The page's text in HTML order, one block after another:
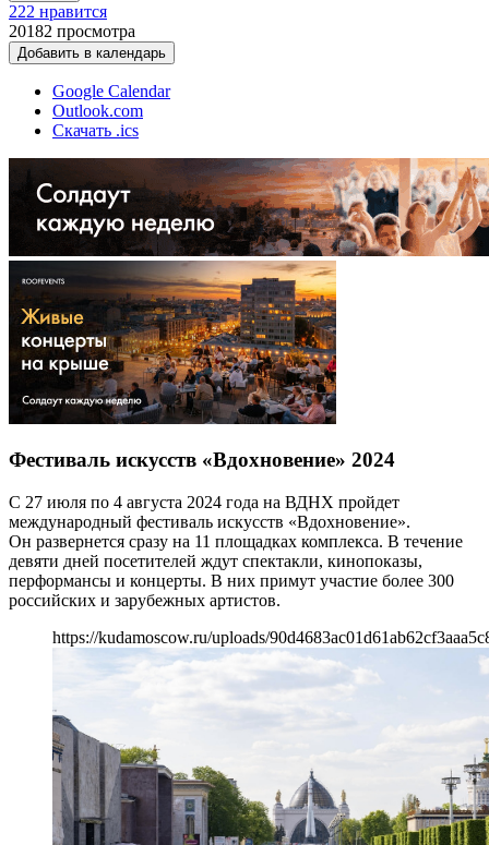
222 нравится
20182 просмотра
Добавить в календарь
Google Calendar
Outlook.com
Скачать .ics
Фестиваль искусств «Вдохновение» 2024
С 27 июля по 4 августа 2024 года на ВДНХ пройдет
международный фестиваль искусств «Вдохновение».
Он развернется сразу на 11 площадках комплекса. В течение
девяти дней посетителей ждут спектакли, кинопоказы,
перформансы и концерты. В них примут участие более 300
российских и зарубежных артистов.
https://kudamoscow.ru/uploads/